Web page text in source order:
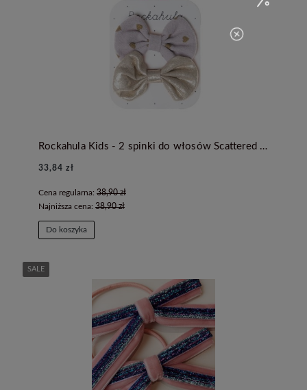
Rockahula Kids - 2 spinki do włosów Scattered Heart and Gold Bow
33,84 zł
Cena regularna: 38,90 zł
Najniższa cena: 38,90 zł
Do koszyka
SALE